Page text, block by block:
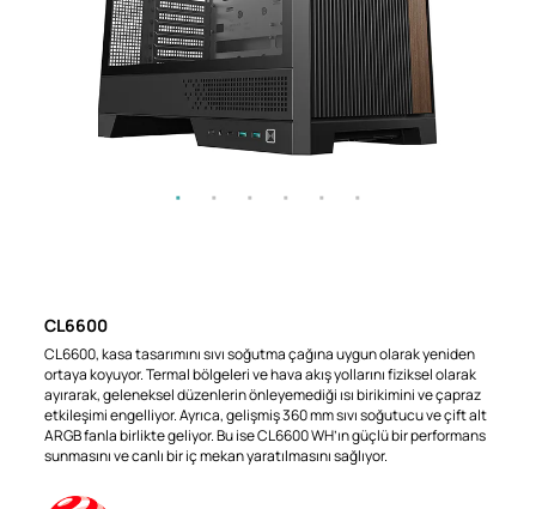
CL6600
CL6600, kasa tasarımını sıvı soğutma çağına uygun olarak yeniden
ortaya koyuyor. Termal bölgeleri ve hava akış yollarını fiziksel olarak
ayırarak, geleneksel düzenlerin önleyemediği ısı birikimini ve çapraz
etkileşimi engelliyor. Ayrıca, gelişmiş 360 mm sıvı soğutucu ve çift alt
ARGB fanla birlikte geliyor. Bu ise CL6600 WH’ın güçlü bir performans
sunmasını ve canlı bir iç mekan yaratılmasını sağlıyor.